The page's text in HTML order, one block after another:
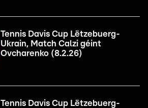
Tennis Davis Cup Lëtzebuerg-
Ukrain, Match Calzi géint
Ovcharenko (8.2.26)
Tennis Davis Cup Lëtzebuerg-